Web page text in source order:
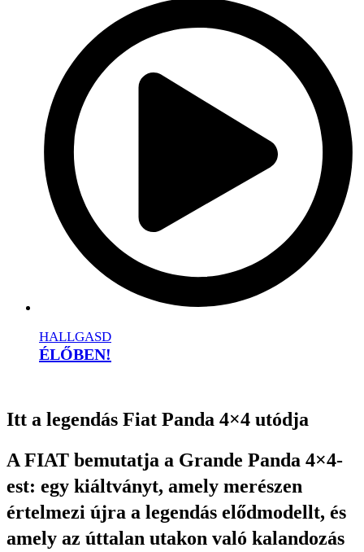
HALLGASD
ÉLŐBEN!
Itt a legendás Fiat Panda 4×4 utódja
A FIAT bemutatja a Grande Panda 4×4-
est: egy kiáltványt, amely merészen
értelmezi újra a legendás elődmodellt, és
amely az úttalan utakon való kalandozás